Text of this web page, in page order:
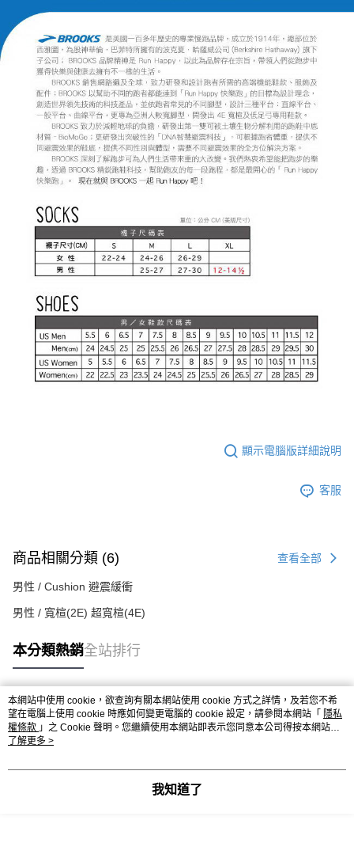
顯示電腦版詳細說明
客服
商品相關分類 (6) 查看全部
男性 / Cushion 避震緩衝
男性 / 寬楦(2E) 超寬楦(4E)
本分類熱銷全站排行
熱門標籤
本網站中使用 cookie，欲查詢有關本網站使用 cookie 方式之詳情，及若您不希
望在電腦上使用 cookie 時應如何變更電腦的 cookie 設定，請參閱本網站「 隱私
權條款 」之 Cookie 聲明。您繼續使用本網站即表示您同意本公司得按本網站使
用條款之 Cookie 聲明使用 cookie。
了解更多 >
我知道了